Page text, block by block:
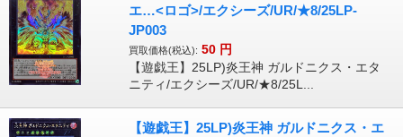
エ…<ロゴ>/エクシーズ/UR/★8/25LP-
JP003
買取価格(税込): 50 円
【遊戯王】25LP)炎王神 ガルドニクス・エタ
ニティ/エクシーズ/UR/★8/25L...
【遊戯王】25LP)炎王神 ガルドニクス・エ